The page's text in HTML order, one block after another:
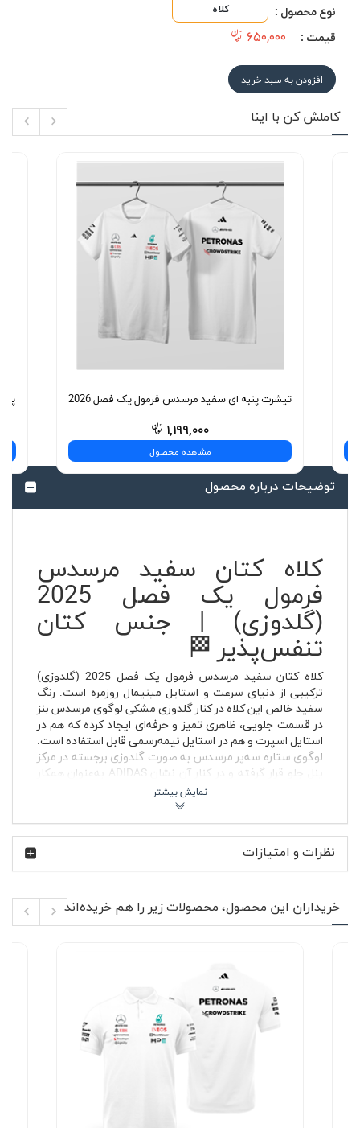
نوع محصول : کلاه
قیمت : ۶۵۰,۰۰۰
افزودن به سبد خرید
کاملش کن با اینا
تیشرت پنبه ای سفید مرسدس فرمول یک فصل 2026
۱,۱۹۹,۰۰۰
مشاهده محصول
توضیحات درباره محصول
کلاه کتان سفید مرسدس
فرمول یک فصل 2025
(گلدوزی) | جنس کتان
تنفس‌پذیر 🏁
کلاه کتان سفید مرسدس فرمول یک فصل 2025 (گلدوزی)
ترکیبی از دنیای سرعت و استایل مینیمال روزمره است. رنگ
سفید خالص این کلاه در کنار گلدوزی مشکی لوگوی مرسدس بنز
در قسمت جلویی، ظاهری تمیز و حرفه‌ای ایجاد کرده که هم در
استایل اسپرت و هم در استایل نیمه‌رسمی قابل استفاده است.
لوگوی ستاره سه‌پر مرسدس به صورت گلدوزی برجسته در مرکز
پنل جلو قرار گرفته و در کنار آن نشان ADIDAS به‌عنوان همکار
رسمی تیم Mercedes-AMG F1 دیده می‌شود. این ترکیب،
حس حضور در پادوک مسابقات فرمول یک را به استایل روزمره
شما می‌آورد.
تاریخ فرمول یک است؛ تیمی که با مهندسی دقیق آلمانی و
همکاری AMG و مرسدس بنز، سال‌ها در صدر رقابت‌ها بوده.
ترکیب عملکرد ورزشی و پوشش شهری است. کلاه کتان سفید
مرسدس فرمول یک فصل 2025 (گلدوزی) دقیقاً در همین راستا
ویژگی‌های محصول 🧢
جنس کتان تنفس‌پذیر مناسب استفاده طولانی‌مدت
گلدوزی برجسته لوگوی Mercedes-Benz در قسمت جلو
نشان ADIDAS روی بدنه کلاه
قابلیت تنظیم سایز در قسمت پشت کلاه
مناسب خانم‌ها و آقایان
نظرات و امتیازات
خریداران این محصول، محصولات زیر را هم خریده‌اند